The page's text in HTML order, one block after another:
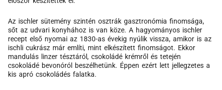
Az ischler sütemény szintén osztrák gasztronómia finomsága,
sőt az udvari konyhához is van köze. A hagyományos ischler
recept első nyomai az 1830-as évekig nyúlik vissza, amikor is az
ischli cukrász már említi, mint elkészített finomságot. Ekkor
mandulás linzer tésztáról, csokoládé krémről és tetején
csokoládé bevonóról beszélhetünk. Éppen ezért lett jellegzetes a
kis apró csokoládés falatka.